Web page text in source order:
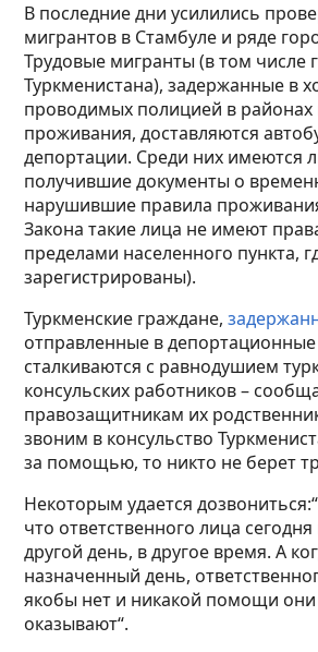
В последние дни усилились
мигрантов в Стамбуле и ряде
Трудовые мигранты (в том числе
Туркменистана), задержанные в
проводимых полицией в районах
проживания, доставляются
депортации. Среди них имеются
получившие документы о
нарушившие правила
Закона такие лица не имеют
пределами населенного пункта,
зарегистрированы).
Туркменские граждане,
отправленные в
сталкиваются с равнодушием
консульских работников –
правозащитникам их
звоним в консульство
за помощью, то никто не берет
Некоторым удается
что ответственного лица
другой день, в другое время. А
назначенный день,
якобы нет и никакой помощи
оказывают“.